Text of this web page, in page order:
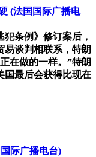
(法国国际广播电
条例》修订案后，
易谈判相联系，特朗
在做的一样。”特朗
国最后会获得比现在
际广播电台)